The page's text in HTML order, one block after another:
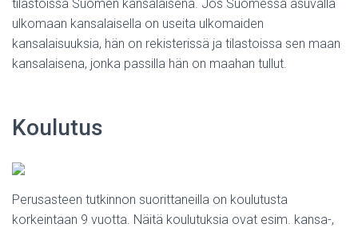
tilastoissa Suomen kansalaisena. Jos Suomessa asuvalla
ulkomaan kansalaisella on useita ulkomaiden
kansalaisuuksia, hän on rekisterissä ja tilastoissa sen maan
kansalaisena, jonka passilla hän on maahan tullut.
Koulutus
Perusasteen tutkinnon suorittaneilla on koulutusta
korkeintaan 9 vuotta. Näitä koulutuksia ovat esim. kansa-,